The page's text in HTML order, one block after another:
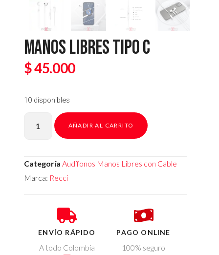
MANOS LIBRES TIPO C
$45.000
10 disponibles
AÑADIR AL CARRITO
Categoría Audífonos Manos Libres con Cable
Marca: Recci
ENVÍO RÁPIDO
A todo Colombia
PAGO ONLINE
100% seguro